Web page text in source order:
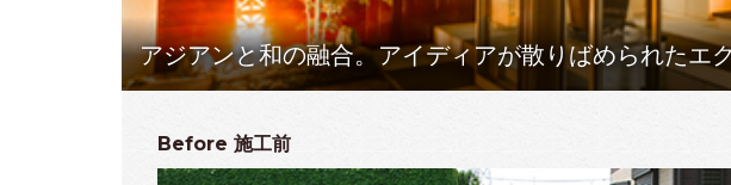
アジアンと和の融合。アイディアが散りばめられたエ
Before 施工前